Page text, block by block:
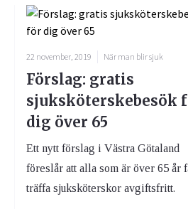
22 november, 2019 När man blir sjuk
Förslag: gratis
sjuksköterskebesök
dig över 65
Ett nytt förslag i Västra Götaland
föreslår att alla som är över 65 år
träffa sjuksköterskor avgiftsfritt.